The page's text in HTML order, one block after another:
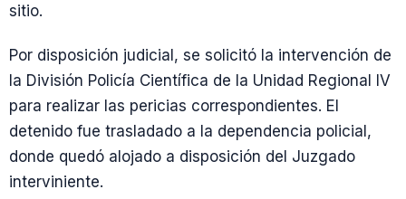
sitio.
Por disposición judicial, se solicitó la intervención de
la División Policía Científica de la Unidad Regional IV
para realizar las pericias correspondientes. El
detenido fue trasladado a la dependencia policial,
donde quedó alojado a disposición del Juzgado
interviniente.